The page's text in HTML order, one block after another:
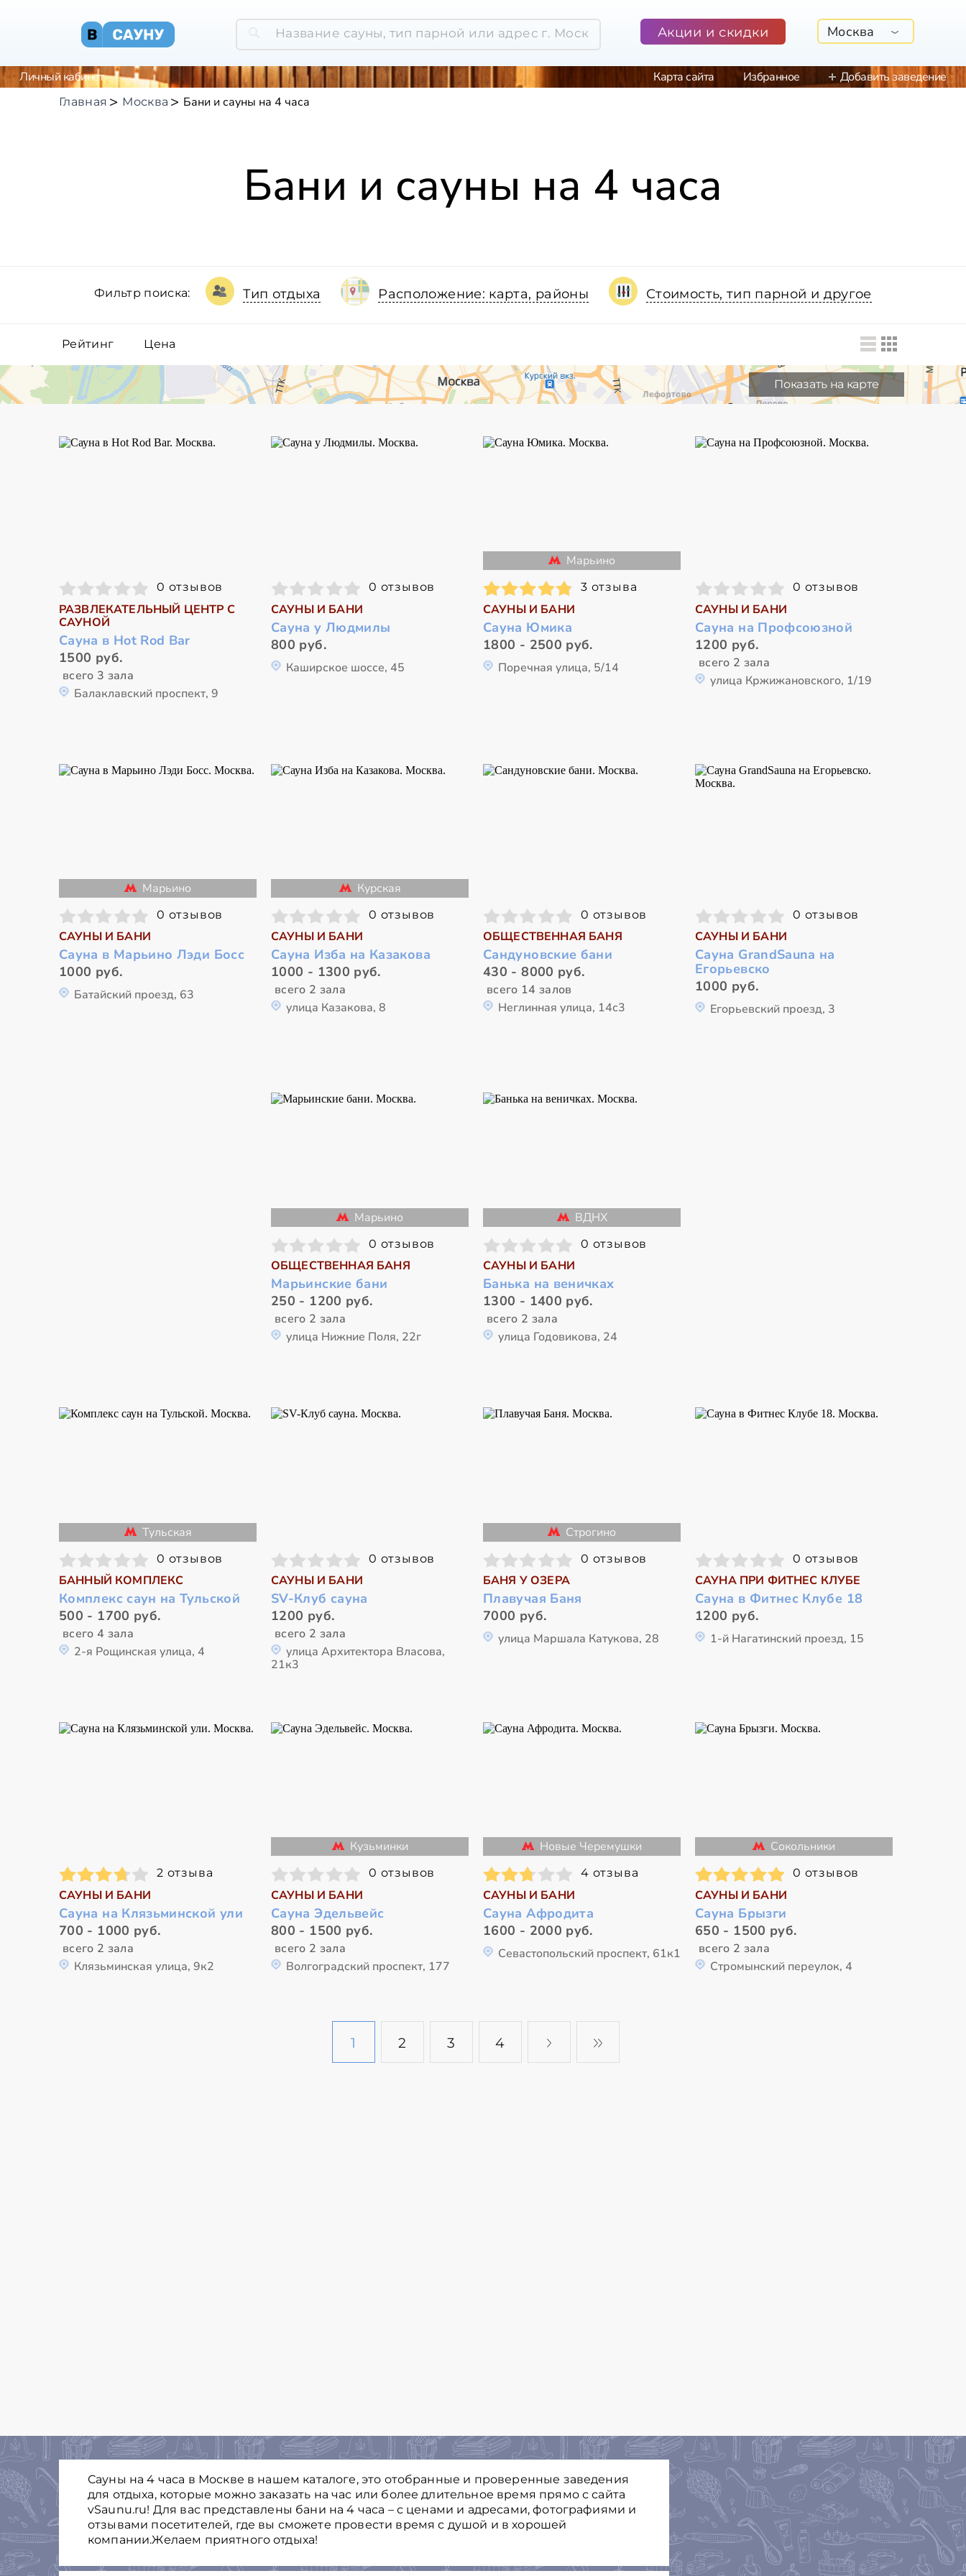
Акции и скидки Москва
Личный кабинет Карта сайта Избранное Добавить заведение
Главная Москва Бани и сауны на 4 часа
Бани и сауны на 4 часа
Фильтр поиска: Тип отдыха Расположение: карта, районы Стоимость, тип парной и другое
Рейтинг Цена
Показать на карте
0 отзывов
РАЗВЛЕКАТЕЛЬНЫЙ ЦЕНТР С
САУНОЙ
Сауна в Hot Rod Bar
1500 руб.
всего 3 зала
Балаклавский проспект, 9
0 отзывов
САУНЫ И БАНИ
Сауна у Людмилы
800 руб.
Каширское шоссе, 45
Марьино
3 отзыва
САУНЫ И БАНИ
Сауна Юмика
1800 - 2500 руб.
Поречная улица, 5/14
0 отзывов
САУНЫ И БАНИ
Сауна на Профсоюзной
1200 руб.
всего 2 зала
улица Кржижановского, 1/19
Марьино
0 отзывов
САУНЫ И БАНИ
Сауна в Марьино Лэди Босс
1000 руб.
Батайский проезд, 63
Курская
0 отзывов
САУНЫ И БАНИ
Сауна Изба на Казакова
1000 - 1300 руб.
всего 2 зала
улица Казакова, 8
0 отзывов
ОБЩЕСТВЕННАЯ БАНЯ
Сандуновские бани
430 - 8000 руб.
всего 14 залов
Неглинная улица, 14с3
0 отзывов
САУНЫ И БАНИ
Сауна GrandSauna на
Егорьевско
1000 руб.
Егорьевский проезд, 3
Марьино
0 отзывов
ОБЩЕСТВЕННАЯ БАНЯ
Марьинские бани
250 - 1200 руб.
всего 2 зала
улица Нижние Поля, 22г
ВДНХ
0 отзывов
САУНЫ И БАНИ
Банька на веничках
1300 - 1400 руб.
всего 2 зала
улица Годовикова, 24
Тульская
0 отзывов
БАННЫЙ КОМПЛЕКС
Комплекс саун на Тульской
500 - 1700 руб.
всего 4 зала
2-я Рощинская улица, 4
0 отзывов
САУНЫ И БАНИ
SV-Клуб сауна
1200 руб.
всего 2 зала
улица Архитектора Власова,
21к3
Строгино
0 отзывов
БАНЯ У ОЗЕРА
Плавучая Баня
7000 руб.
улица Маршала Катукова, 28
0 отзывов
САУНА ПРИ ФИТНЕС КЛУБЕ
Сауна в Фитнес Клубе 18
1200 руб.
1-й Нагатинский проезд, 15
2 отзыва
САУНЫ И БАНИ
Сауна на Клязьминской ули
700 - 1000 руб.
всего 2 зала
Клязьминская улица, 9к2
Кузьминки
0 отзывов
САУНЫ И БАНИ
Сауна Эдельвейс
800 - 1500 руб.
всего 2 зала
Волгоградский проспект, 177
Новые Черемушки
4 отзыва
САУНЫ И БАНИ
Сауна Афродита
1600 - 2000 руб.
Севастопольский проспект, 61к1
Сокольники
0 отзывов
САУНЫ И БАНИ
Сауна Брызги
650 - 1500 руб.
всего 2 зала
Стромынский переулок, 4
1 2 3 4
Сауны на 4 часа в Москве в нашем каталоге, это отобранные и проверенные заведения
для отдыха, которые можно заказать на час или более длительное время прямо с сайта
vSaunu.ru! Для вас представлены бани на 4 часа – с ценами и адресами, фотографиями и
отзывами посетителей, где вы сможете провести время с душой и в хорошей
компании.Желаем приятного отдыха!